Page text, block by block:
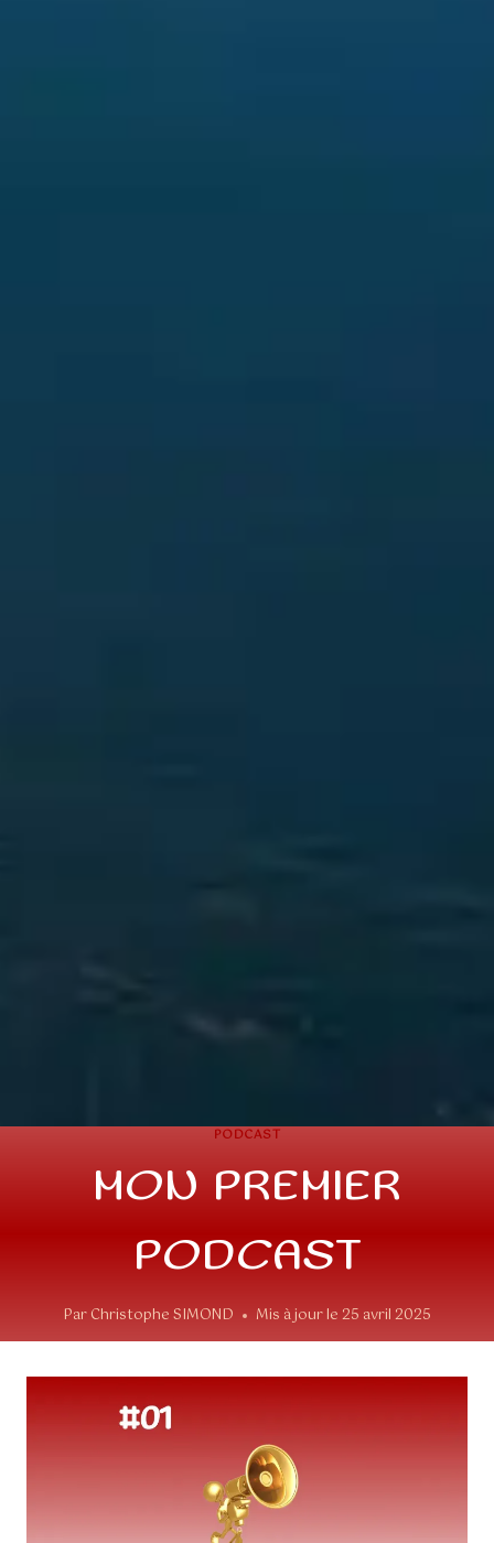
PODCAST
MON PREMIER
PODCAST
ParChristophe SIMOND Mis à jour le25 avril 2025